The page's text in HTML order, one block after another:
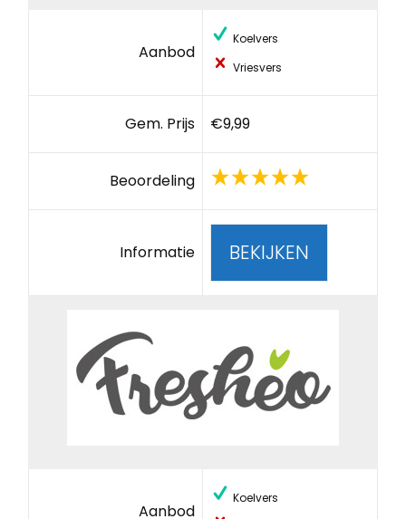
Aanbod
Koelvers
Vriesvers
Gem. Prijs €9,99
Beoordeling
Informatie BEKIJKEN
Aanbod
Koelvers